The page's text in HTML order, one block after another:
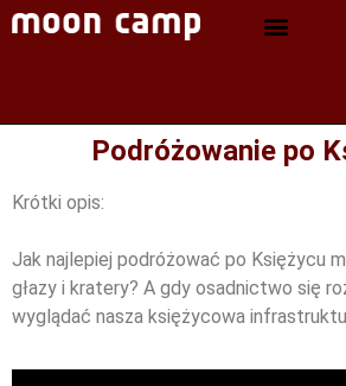
Podróżowanie po
Krótki opis:
Jak najlepiej podróżować po Księżycu
głazy i kratery? A gdy osadnictwo się
wyglądać nasza księżycowa